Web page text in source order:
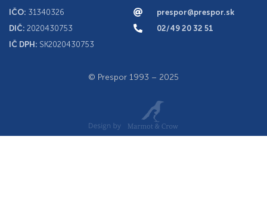
IČO: 31340326
DIČ: 2020430753
IČ DPH: SK2020430753
prespor@prespor.sk
02/49 20 32 51
© Prespor 1993 – 2025